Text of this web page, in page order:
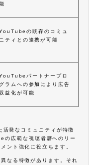
の既存のコミュ
ニティとの連携が可能
パートナープロ
グラムへの参加により広告
益化が可能
発なコミュニティが特徴
広範な視聴者層へのリー
ント強化に役立ちます。
なる特徴があります。それ